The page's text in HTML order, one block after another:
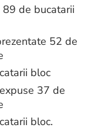
de bucatarii
52 de
bloc
37 de
bloc.